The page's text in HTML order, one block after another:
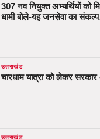
307 नव नियुक्त अभ्यर्थियों को
धामी बोले-यह जनसेवा का
उत्तराखंड
चारधाम यात्रा को लेकर
उत्तराखंड